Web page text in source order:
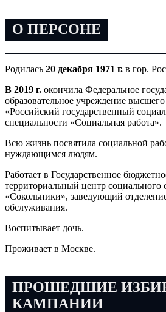
О ПЕРСОНЕ
Родилась 20 декабря 1971 г. в гор.
В 2019 г. окончила Федеральное
образовательное учреждение
«Российский государственный
специальности «Социальная работа».
Всю жизнь посвятила социальной
нуждающимся людям.
Работает в Государственное
территориальный центр социального
«Сокольники», заведующий
обслуживания.
Воспитывает дочь.
Проживает в Москве.
ПРОШЕДШИЕ
КАМПАНИИ